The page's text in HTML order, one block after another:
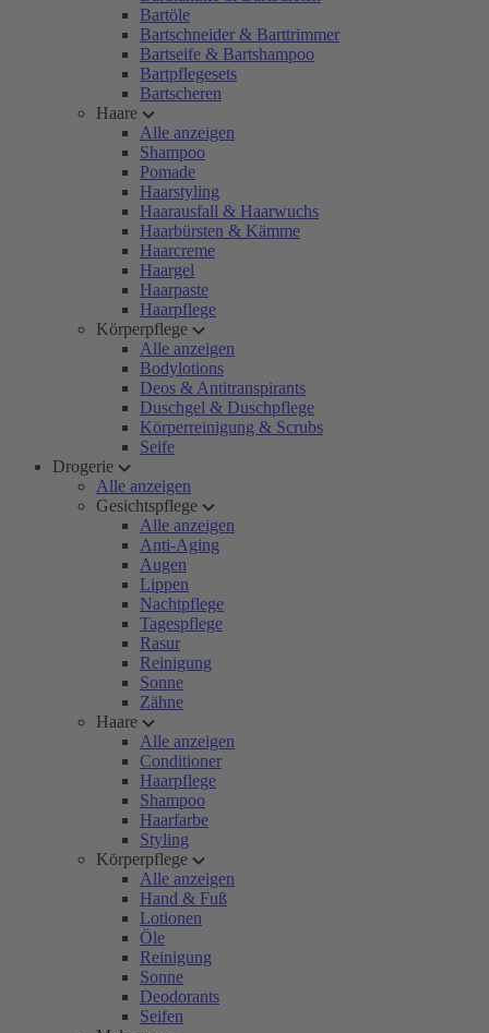
Bartöle
Bartschneider & Barttrimmer
Bartseife & Bartshampoo
Bartpflegesets
Bartscheren
Haare
Alle anzeigen
Shampoo
Pomade
Haarstyling
Haarausfall & Haarwuchs
Haarbürsten & Kämme
Haarcreme
Haargel
Haarpaste
Haarpflege
Körperpflege
Alle anzeigen
Bodylotions
Deos & Antitranspirants
Duschgel & Duschpflege
Körperreinigung & Scrubs
Seife
Drogerie
Alle anzeigen
Gesichtspflege
Alle anzeigen
Anti-Aging
Augen
Lippen
Nachtpflege
Tagespflege
Rasur
Reinigung
Sonne
Zähne
Haare
Alle anzeigen
Conditioner
Haarpflege
Shampoo
Haarfarbe
Styling
Körperpflege
Alle anzeigen
Hand & Fuß
Lotionen
Öle
Reinigung
Sonne
Deodorants
Seifen